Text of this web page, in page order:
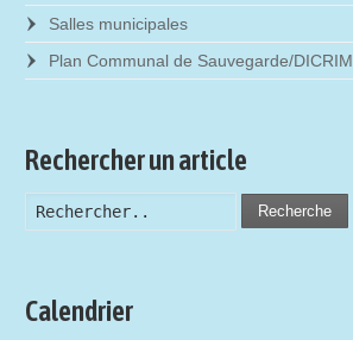
Salles municipales
Plan Communal de Sauvegarde/DICRIM
Rechercher un article
Recherche
Calendrier